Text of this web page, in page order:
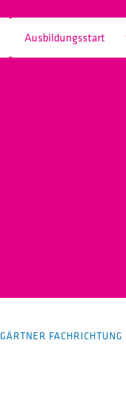
GÄRTNER